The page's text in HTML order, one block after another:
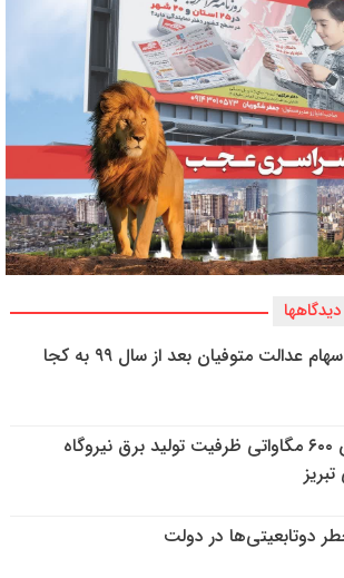
دیدگاهها
انتقال سهام عدالت متوفیان بعد از سال ۹۹ به کجا
افزایش ۶۰۰ مگاواتی ظرفیت تولید برق نیروگاه
دوتابعیتی‌ها در دولت